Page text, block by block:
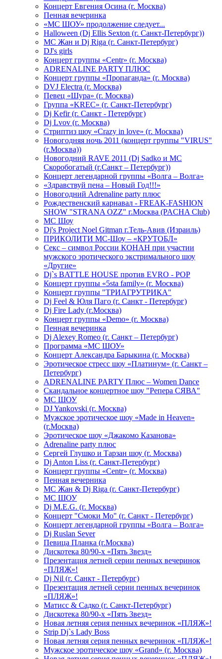
Концерт Евгения Осина (г. Москва)
Пенная вечеринка
«МС ШОУ» продолжение следует...
Halloween (Dj Ellis Sexton (г. Санкт-Петербург))
МС Жан и Dj Riga (г. Санкт-Петербург)
DJ's girls
Концерт группы «Centr» (г. Москва)
ADRENALINE PARTY ПЛЮС
Концерт группы «Пропаганда» (г. Москва)
DVJ Electra (г. Москва)
Певец «Шура» (г. Москва)
Группа «KREC» (г. Санкт-Петербург)
Dj Kefir (г. Санкт - Петербург)
Dj Lvov (г. Москва)
Стриптиз шоу «Crazy in love» (г. Москва)
Новогодняя ночь 2011 (концерт группы "VIRUS"
(г.Москва))
Новогодний RAVE 2011 (Dj Sadko и MC
Скоробогатый (г.Санкт – Петербург))
Концерт легендарной группы «Волга – Волга»
«Здравствуй пена – Новый Год!!!»
Новогодний Adrenaline party плюс
Рождественский карнавал - FREAK-FASHION
SHOW "STRANA OZZ" г.Москва (PACHA Club)
MC Шоу
Dj's Project Noel Gitman г.Тель-Авив (Израиль)
ПРИКОЛИТИ МС-Шоу – «КРУТОБЛ»
Секс – символ России КОНАН при участии
мужского эротического экстримального шоу
«Другие»
Dj`s BATTLE HOUSE против EVRO - POP
Концерт группы «5sta family» (г. Москва)
Концерт группы "ТРИАГРУТРИКА"
Dj Feel & Юля Паго (г. Санкт - Петербург)
Dj Fire Lady (г.Москва)
Концерт группы «Demo» (г. Москва)
Пенная вечеринка
Dj Alexey Romeo (г. Санкт – Петербург)
Программа «МС ШОУ»
Концерт Александра Барыкина (г. Москва)
Эротическое стресс шоу «Платинум» (г. Санкт –
Петербург)
ADRENALINE PARTY Плюс – Women Dance
Скандальное концертное шоу "Репера СЯВА"
МС ШОУ
DJ Yankovski (г. Москва)
Мужское эротическое шоу «Made in Heaven»
(г.Москва)
Эротическое шоу «Джакомо Казанова»
Adrenaline party плюс
Сергей Глушко и Тарзан шоу (г. Москва)
Dj Anton Liss (г. Санкт-Петербург)
Концерт группы «Centr» (г. Москва)
Пенная вечерника
МС Жан & Dj Riga (г. Санкт-Петербург)
МС ШОУ
Dj M.E.G. (г. Москва)
Концерт "Смоки Мо" (г. Санкт - Петербург)
Концерт легендарной группы «Волга – Волга»
Dj Ruslan Sever
Певица Планка (г.Москва)
Дискотека 80/90-х «Пять Звезд»
Презентация летней серии пенных вечеринок
«ПЛЯЖ»!
Dj Nil (г. Санкт - Петербург)
Презентация летней серии пенных вечеринок
«ПЛЯЖ»!
Матисс & Садко (г. Санкт-Петербург)
Дискотека 80/90-х «Пять Звезд»
Новая летняя серия пенных вечеринок «ПЛЯЖ»!
Strip Dj`s Lady Boss
Новая летняя серия пенных вечеринок «ПЛЯЖ»!
Мужское эротическое шоу «Grand» (г. Москва)